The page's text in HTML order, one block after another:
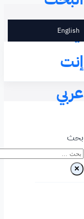
English
في
إنت
عربي
بحث
×